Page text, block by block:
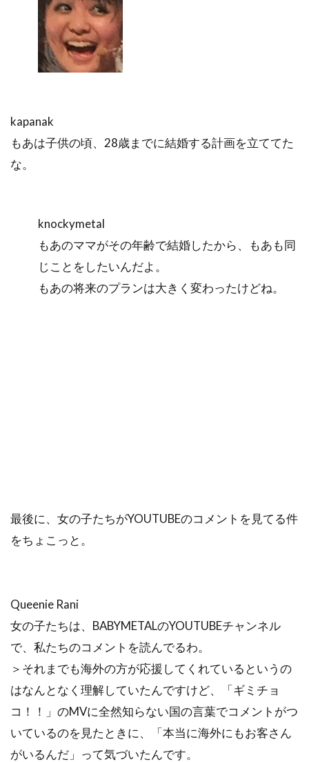
kapanak
もあは子供の頃、28歳までに結婚する計画を立ててた
な。
knockymetal
もあのママがその年齢で結婚したから、もあも同
じことをしたいんだよ。
もあの将来のプランは大きく変わったけどね。
最後に、女の子たちがYOUTUBEのコメントを見てる件
をちょこっと。
Queenie Rani
女の子たちは、BABYMETALのYOUTUBEチャンネル
で、私たちのコメントを読んでるわ。
＞それまでも海外の方が応援してくれているというの
はなんとなく理解していたんですけど、「ギミチョ
コ！！」のMVに全然知らない国の言葉でコメントがつ
いているのを見たときに、「本当に海外にもお客さん
がいるんだ」って気づいたんです。